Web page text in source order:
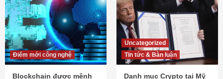
Điểm mới công nghệ
Blockchain được mệnh
Uncategorized
Tin tức & Bàn luận
Danh mục Crypto tại Mỹ